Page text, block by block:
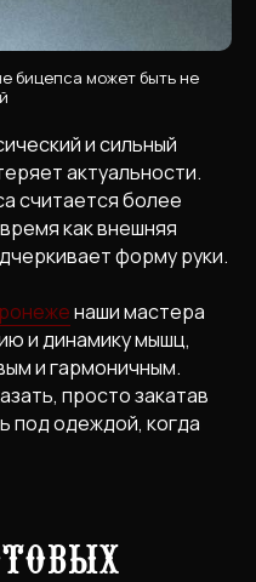
бицепса может быть не
и сильный
актуальности.
считается более
как внешняя
форму руки.
наши мастера
и динамику мышц,
и гармоничным.
просто закатав
под одеждой, когда